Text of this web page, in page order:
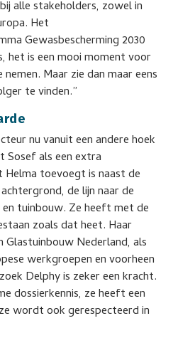
alle stakeholders, zowel in
Het
Gewasbescherming 2030
het is een mooi moment voor
Maar zie dan maar eens
te vinden.”
nu vanuit een andere hoek
als een extra
Helma toevoegt is naast de
de lijn naar de
tuinbouw. Ze heeft met de
zoals dat heet. Haar
Glastuinbouw Nederland, als
werkgroepen en voorheen
Delphy is zeker een kracht.
dossierkennis, ze heeft een
wordt ook gerespecteerd in